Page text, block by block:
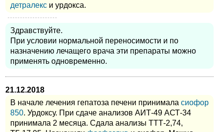
детралекс и урдокса.
Здравствуйте.
При условии нормальной переносимости и по
назначению лечащего врача эти препараты можно
применять одновременно.
21.12.2018
В начале лечения гепатоза печени принимала сиофор
850. Урдоксу. При сдаче анализов АИТ-49 АСТ-34
принимала 2 месяца. Сдала анализы ТТТ-2,74,